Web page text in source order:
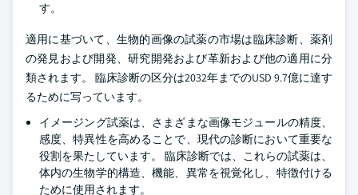
す。
適用に基づいて、生物的画像の試薬の市場は臨床診断、薬剤
の発見および開発、研究開発および革新および他の適用に分
類されます。 臨床診断の区分は2032年までのUSD 9.7億に達す
るために写っています。
イメージング試薬は、さまざまな画像モジュールの精度、
感度、特異性を高めることで、現代の診断において重要な
役割を果たしています。 臨床診断では、これらの試薬は、
体内の生物学的構造、機能、異常を視覚化し、特徴付ける
ために使用されます。